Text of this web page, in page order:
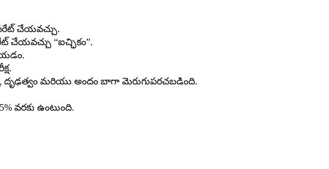
చేయవచ్చు.
చేయవచ్చు “ఐచ్ఛికం”.
దృఢత్వం మరియు అందం బాగా మెరుగుపరచబడింది.
వరకు ఉంటుంది.